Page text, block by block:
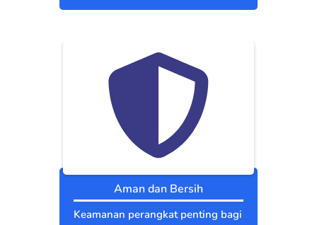
Aman dan Bersih
Keamanan perangkat penting bagi